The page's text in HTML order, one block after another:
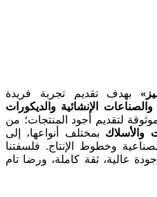
بهدف تقديم تجربة فريدة
والصناعات الإنشائية والديكورات
لتقديم أجود المنتجات؛ من
والأسلاك بمختلف أنواعها، إلى
وخطوط الإنتاج. فلسفتنا
عالية، ثقة كاملة، ورضا تام